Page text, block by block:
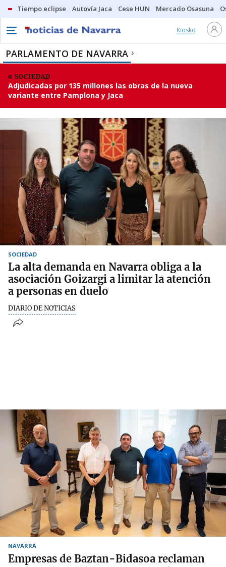
Tiempo eclipse Autovía Jaca Cese HUN Mercado Osasuna
Kiosko
PARLAMENTO DE NAVARRA
SOCIEDAD
Adjudicadas por 135 millones las obras de la nueva
variante entre Pamplona y Jaca
SOCIEDAD
La alta demanda en Navarra obliga a la
asociación Goizargi a limitar la atención
a personas en duelo
DIARIO DE NOTICIAS
NAVARRA
Empresas de Baztan-Bidasoa reclaman